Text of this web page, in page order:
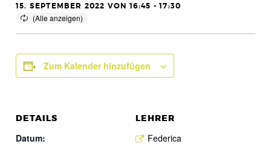
15. SEPTEMBER 2022 VON 16:45 -17:30
Zum Kalender hinzufügen
DETAILS
Datum:
LEHRER
Federica